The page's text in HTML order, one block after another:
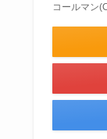
コールマン